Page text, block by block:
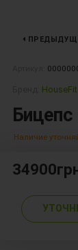
HouseFit
Наличие